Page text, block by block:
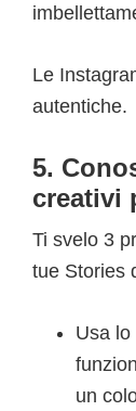
Le
autentiche.
5.
creativi
Ti svelo 3
tue Stories
Usa lo
un